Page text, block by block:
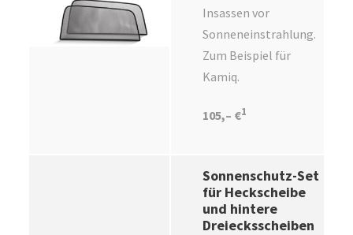
Insassen vor
Sonneneinstrahlung.
Zum Beispiel für
Kamiq.
105,– €1
Sonnenschutz-Set
für Heckscheibe
und hintere
Dreiecksscheiben